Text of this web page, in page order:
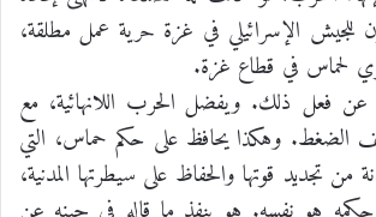
للجيش الإسرائيلي في غزة حرية عمل مطلقة،
لحماس في قطاع غزة.
عن فعل ذلك. ويفضل الحرب اللانهائية، مع
الضغط. وهكذا يحافظ على حكم حماس، التي
من تجديد قوتها والحفاظ على سيطرتها المدنية،